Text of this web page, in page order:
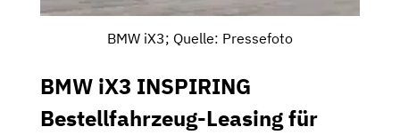
BMW iX3; Quelle: Pressefoto
BMW iX3 INSPIRING
Bestellfahrzeug-Leasing für